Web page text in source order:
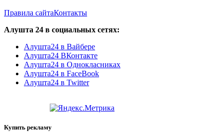
Правила сайтаКонтакты
Алушта 24 в социальных сетях:
Алушта24 в Вайбере
Алушта24 ВКонтакте
Алушта24 в Однокласниках
Алушта24 в FaceBook
Алушта24 в Twitter
Купить рекламу